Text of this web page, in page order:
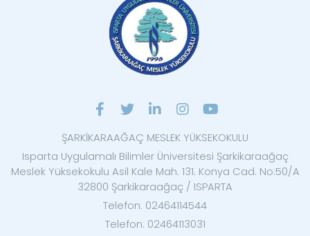
ŞARKİKARAAĞAÇ MESLEK YÜKSEKOKULU
Isparta Uygulamalı Bilimler Üniversitesi Şarkikaraağaç
Meslek Yüksekokulu Asil Kale Mah. 131. Konya Cad. No:50/A
32800 Şarkikaraağaç / ISPARTA
Telefon: 02464114544
Telefon: 02464113031